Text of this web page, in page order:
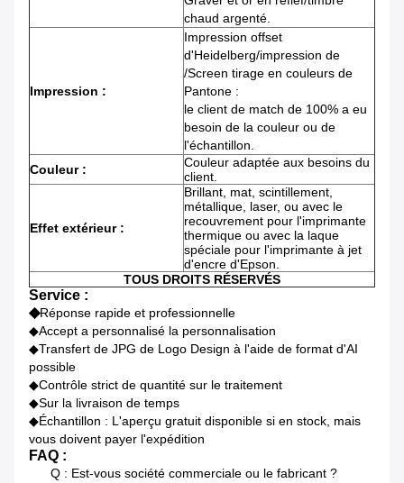
chaud argenté.
Impression :
Impression offset
d'Heidelberg/impression de
/Screen tirage en couleurs de
Pantone :
le client de match de 100% a eu
besoin de la couleur ou de
l'échantillon.
Couleur :
Couleur adaptée aux besoins du
client.
Effet extérieur :
Brillant, mat, scintillement,
métallique, laser, ou avec le
recouvrement pour l'imprimante
thermique ou avec la laque
spéciale pour l'imprimante à jet
d'encre d'Epson.
TOUS DROITS RÉSERVÉS
Service :
◆Réponse rapide et professionnelle
◆Accept a personnalisé la personnalisation
◆Transfert de JPG de Logo Design à l'aide de format d'AI
possible
◆Contrôle strict de quantité sur le traitement
◆Sur la livraison de temps
◆Échantillon : L'aperçu gratuit disponible si en stock, mais
vous doivent payer l'expédition
FAQ :
Q : Est-vous société commerciale ou le fabricant ?